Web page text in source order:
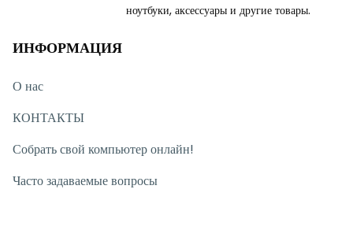
ноутбуки, аксессуары и другие товары.
ИНФОРМАЦИЯ
О нас
КОНТАКТЫ
Собрать свой компьютер онлайн!
Часто задаваемые вопросы